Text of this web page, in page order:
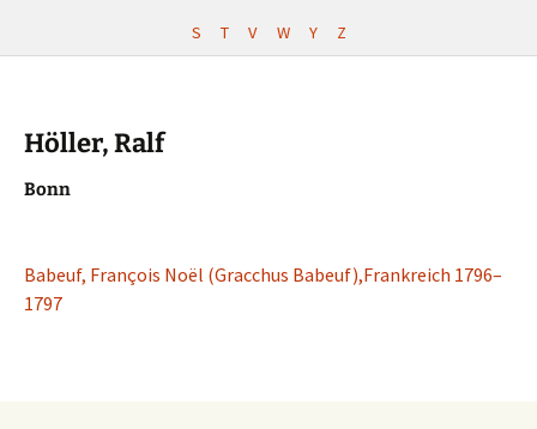
S T V W Y Z
Höller, Ralf
Bonn
Babeuf, François Noël (Gracchus Babeuf),Frankreich 1796–
1797